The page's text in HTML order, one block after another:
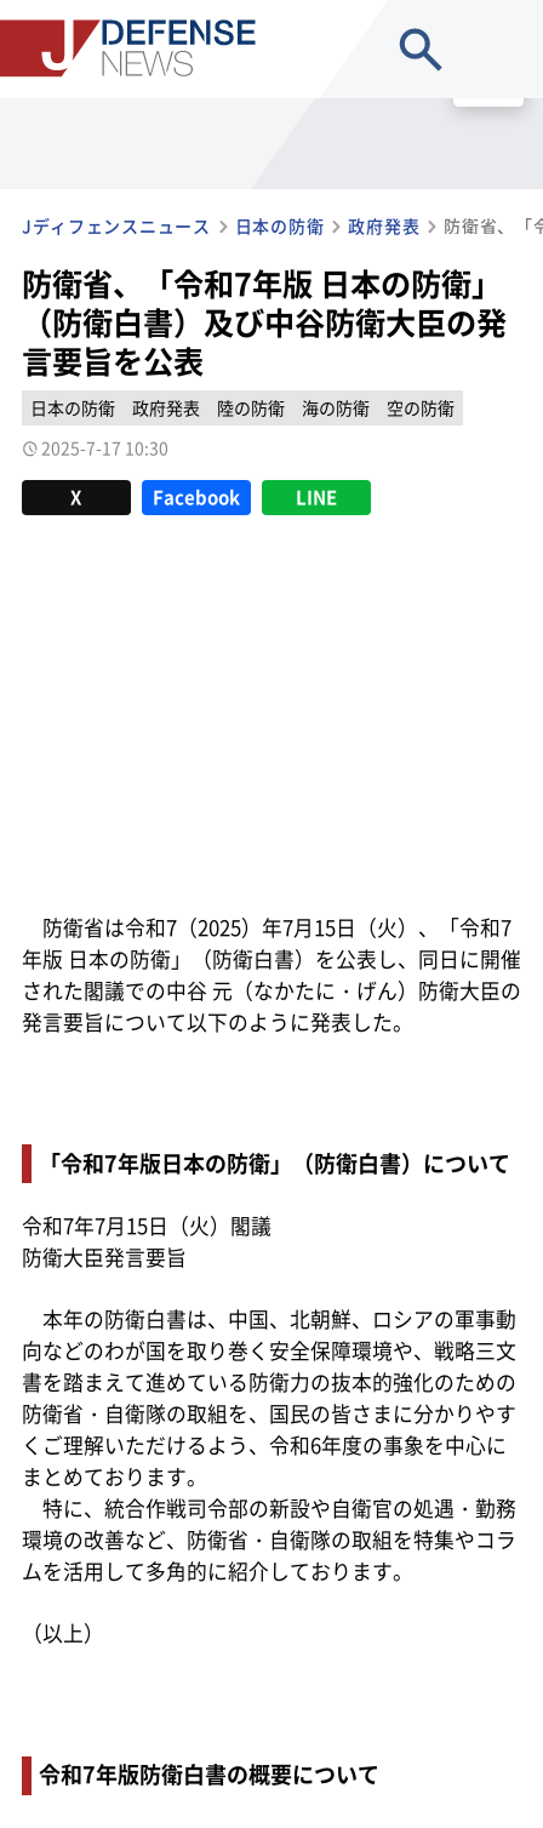
Jディフェンスニュース 日本の防衛 政府発表
防衛省、「令和7年版 日本の防衛」
（防衛白書）及び中谷防衛大臣の発
言要旨を公表
日本の防衛 政府発表 陸の防衛 海の防衛
空の防衛
2025-7-17 10:30
X Facebook LINE
防衛省は令和7（2025）年7月15日（火）、「令和7
年版 日本の防衛」（防衛白書）を公表し、同日に開催
された閣議での中谷 元（なかたに・げん）防衛大臣の
発言要旨について以下のように発表した。
「令和7年版日本の防衛」（防衛白書）について
令和7年7月15日（火）閣議
防衛大臣発言要旨
本年の防衛白書は、中国、北朝鮮、ロシアの軍事動
向などのわが国を取り巻く安全保障環境や、戦略三文
書を踏まえて進めている防衛力の抜本的強化のための
防衛省・自衛隊の取組を、国民の皆さまに分かりやす
くご理解いただけるよう、令和6年度の事象を中心に
まとめております。
特に、統合作戦司令部の新設や自衛官の処遇・勤務
環境の改善など、防衛省・自衛隊の取組を特集やコラ
ムを活用して多角的に紹介しております。
（以上）
令和7年版防衛白書の概要について